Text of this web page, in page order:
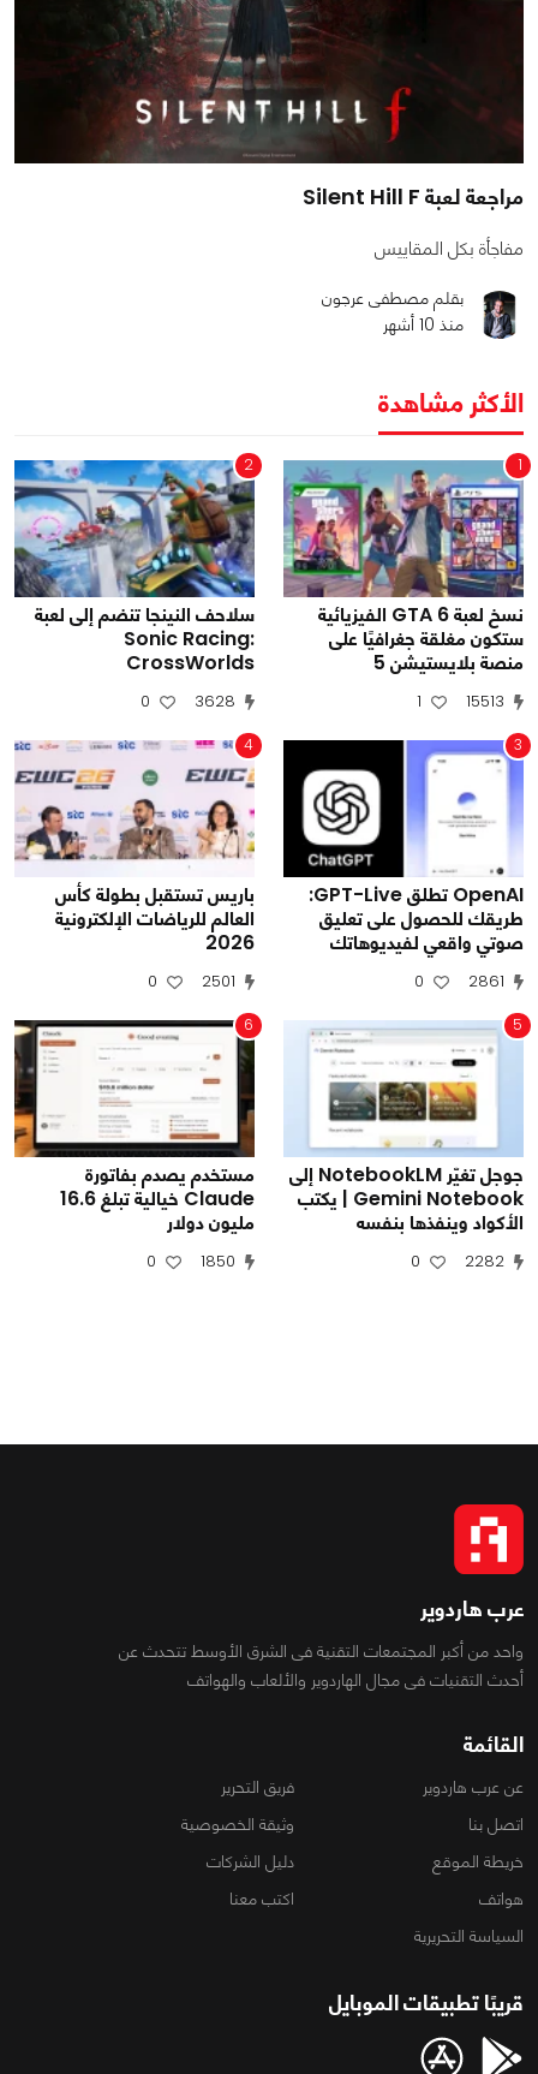
مراجعة لعبة Silent Hill F
مفاجأة بكل المقاييس
بقلم مصطفى عرجون
منذ 10 أشهر
الأكثر مشاهدة
1
نسخ لعبة GTA 6 الفيزيائية
ستكون مغلقة جغرافيًا على
منصة بلايستيشن 5
15513
1
2
سلاحف النينجا تنضم إلى لعبة
Sonic Racing:
CrossWorlds
3628
0
3
OpenAI تطلق GPT-Live:
طريقك للحصول على تعليق
صوتي واقعي لفيديوهاتك
2861
0
4
باريس تستقبل بطولة كأس
العالم للرياضات الإلكترونية
2026
2501
0
5
جوجل تغيّر NotebookLM إلى
Gemini Notebook | يكتب
الأكواد وينفذها بنفسه
2282
0
6
مستخدم يصدم بفاتورة
Claude خيالية تبلغ 16.6
مليون دولار
1850
0
عرب هاردوير
واحد من أكبر المجتمعات التقنية فى الشرق الأوسط تتحدث عن
أحدث التقنيات فى مجال الهاردوير والألعاب والهواتف
القائمة
عن عرب هاردوير
فريق التحرير
اتصل بنا
وثيقة الخصوصية
خريطة الموقع
دليل الشركات
هواتف
اكتب معنا
السياسة التحريرية
قريبًا تطبيقات الموبايل